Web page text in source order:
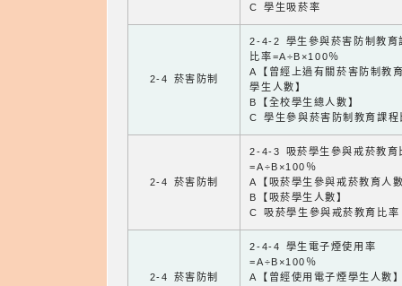
C 學生吸菸率
2-4 菸害防制
2-4-2 學生參與菸害防制教育
比率=A÷B×100％
A【曾經上過有關菸害防制教
學生人數】
B【全校學生總人數】
C 學生參與菸害防制教育課程
2-4 菸害防制
2-4-3 吸菸學生參與戒菸教育
=A÷B×100％
A【吸菸學生參與戒菸教育人
B【吸菸學生人數】
C 吸菸學生參與戒菸教育比率
2-4 菸害防制
2-4-4 學生電子煙使用率
=A÷B×100％
A【曾經使用電子煙學生人數